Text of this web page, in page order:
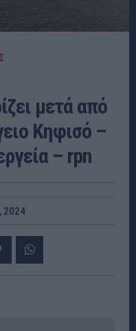
μετά από
Κηφισό –
– rpn
2024